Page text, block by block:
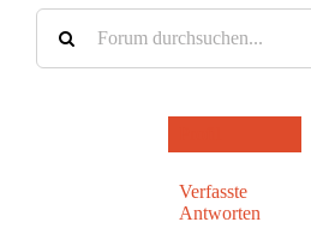
Verfasste
Antworten